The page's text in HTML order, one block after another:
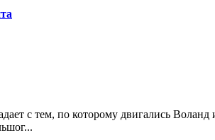
с тем, по которому двигались